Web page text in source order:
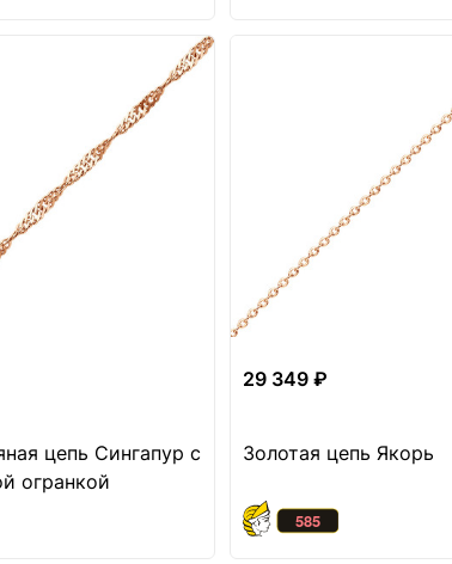
цепь Сингапур с
огранкой
29 349 ₽
Золотая цепь Якорь